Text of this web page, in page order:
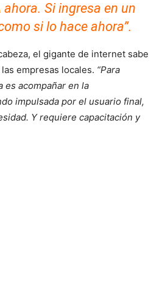
Si ingresa en un
si lo hace ahora”.
el gigante de internet sabe
empresas locales. “Para
es acompañar en la
impulsada por el usuario final,
Y requiere capacitación y